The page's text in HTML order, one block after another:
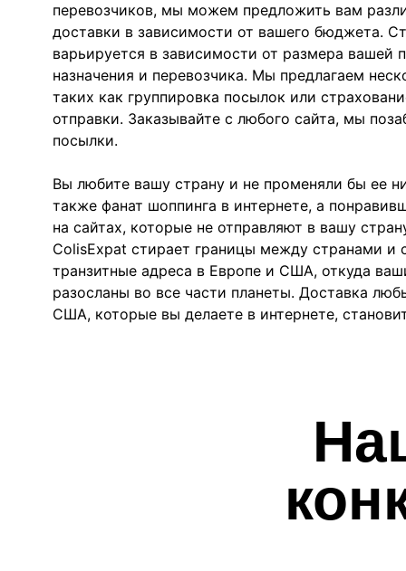
перевозчиков, мы можем предложить вам
доставки в зависимости от вашего бюджета.
варьируется в зависимости от размера вашей
назначения и перевозчика. Мы предлагаем
таких как группировка посылок или
отправки. Заказывайте с любого сайта, мы
посылки.
Вы любите вашу страну и не променяли бы ее
также фанат шоппинга в интернете, а
на сайтах, которые не отправляют в вашу
ColisExpat стирает границы между странами и
транзитные адреса в Европе и США, откуда
разосланы во все части планеты. Доставка
США, которые вы делаете в интернете,